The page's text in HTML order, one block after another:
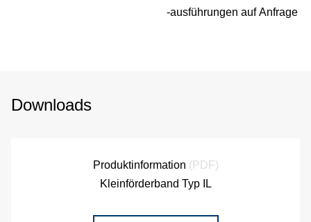
-ausführungen auf Anfrage
Downloads
Produktinformation (PDF)
Kleinförderband Typ IL